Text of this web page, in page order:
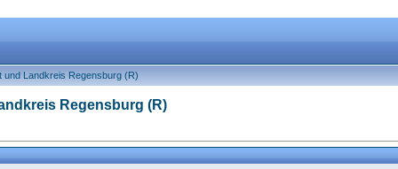
und Landkreis Regensburg (R)
Regensburg (R)